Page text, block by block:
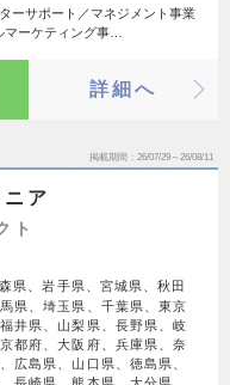
ーサポート／マネジメント事業
ーケティング事…
詳細へ
掲載期間 26/07/29～26/08/11
ア
ト
県、岩手県、宮城県、秋田
県、埼玉県、千葉県、東京
井県、山梨県、長野県、岐
都府、大阪府、兵庫県、奈
広島県、山口県、徳島県、